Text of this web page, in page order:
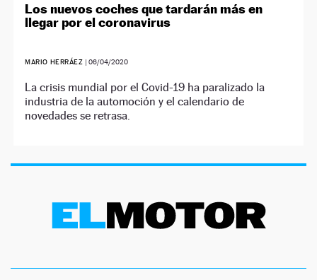
Los nuevos coches que tardarán más en
llegar por el coronavirus
MARIO HERRÁEZ | 06/04/2020
La crisis mundial por el Covid-19 ha paralizado la
industria de la automoción y el calendario de
novedades se retrasa.